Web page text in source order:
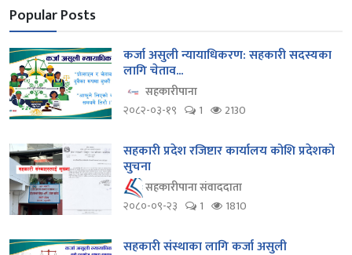
Popular Posts
कर्जा असुली न्यायाधिकरण: सहकारी सदस्यका
लागि चेताव...
सहकारीपाना
२०८२-०३-१९
1 2130
सहकारी प्रदेश रजिष्टार कार्यालय कोशि प्रदेशको
सुचना
सहकारीपाना संवाददाता
२०८०-०९-२३
1 1810
सहकारी संस्थाका लागि कर्जा असुली